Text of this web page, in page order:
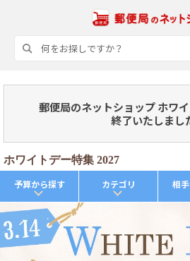
郵便局のネットショップ ホワ
終了いたしまし
ホワイトデー特集 2027
予算から探す
カテゴリ 相